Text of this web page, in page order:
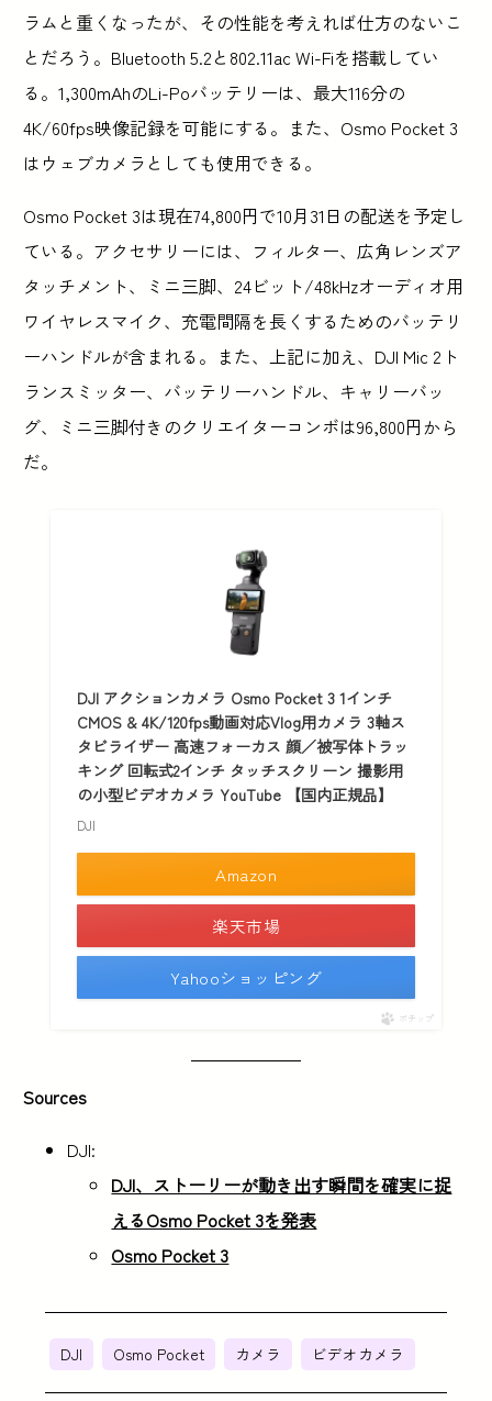
ラムと重くなったが、その性能を考えれば仕方のないこ
とだろう。Bluetooth 5.2と802.11ac Wi-Fiを搭載してい
る。1,300mAhのLi-Poバッテリーは、最大116分の
4K/60fps映像記録を可能にする。また、Osmo Pocket 3
はウェブカメラとしても使用できる。
Osmo Pocket 3は現在74,800円で10月31日の配送を予定し
ている。アクセサリーには、フィルター、広角レンズア
タッチメント、ミニ三脚、24ビット/48kHzオーディオ用
ワイヤレスマイク、充電間隔を長くするためのバッテリ
ーハンドルが含まれる。また、上記に加え、DJI Mic 2ト
ランスミッター、バッテリーハンドル、キャリーバッ
グ、ミニ三脚付きのクリエイターコンボは96,800円から
だ。
DJI アクションカメラ Osmo Pocket 3 1インチ
CMOS & 4K/120fps動画対応Vlog用カメラ 3軸ス
タビライザー 高速フォーカス 顔／被写体トラッ
キング 回転式2インチ タッチスクリーン 撮影用
の小型ビデオカメラ YouTube 【国内正規品】
DJI
Amazon
楽天市場
Yahooショッピング
ポチップ
Sources
DJI:
DJI、ストーリーが動き出す瞬間を確実に捉
えるOsmo Pocket 3を発表
Osmo Pocket 3
DJI Osmo Pocket カメラ ビデオカメラ